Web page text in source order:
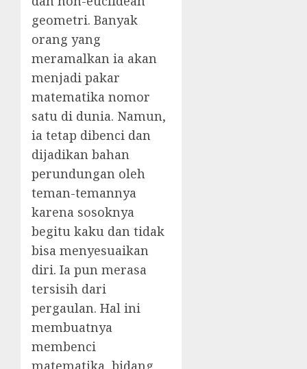
geometri. Banyak
orang yang
meramalkan ia akan
menjadi pakar
matematika nomor
satu di dunia. Namun,
ia tetap dibenci dan
dijadikan bahan
perundungan oleh
teman-temannya
karena sosoknya
begitu kaku dan tidak
bisa menyesuaikan
diri. Ia pun merasa
tersisih dari
pergaulan. Hal ini
membuatnya
membenci